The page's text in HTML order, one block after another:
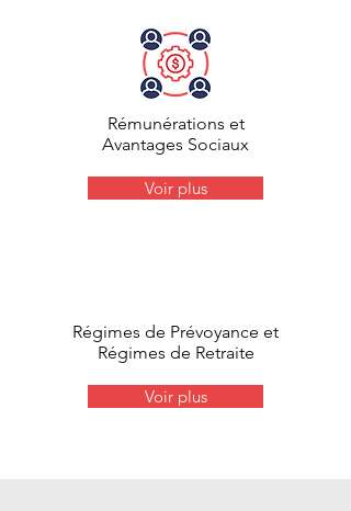
Rémunérations et
Avantages Sociaux
Voir plus
Régimes de Prévoyance et
Régimes de Retraite
Voir plus